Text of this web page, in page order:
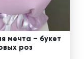
мечта – букет
роз